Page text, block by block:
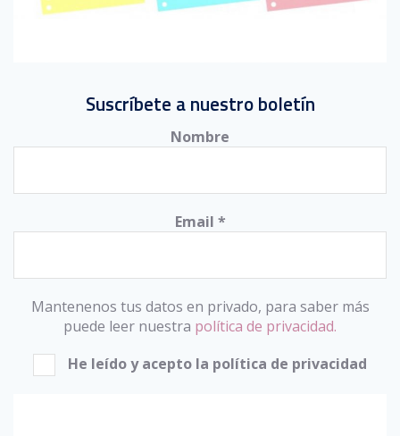
Suscríbete a nuestro boletín
Nombre
Email *
Mantenenos tus datos en privado, para saber más
puede leer nuestra política de privacidad.
He leído y acepto la política de privacidad